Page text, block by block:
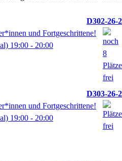
D302-26-2
und Fortgeschrittene!
19:00 - 20:00
D303-26-2
und Fortgeschrittene!
19:00 - 20:00